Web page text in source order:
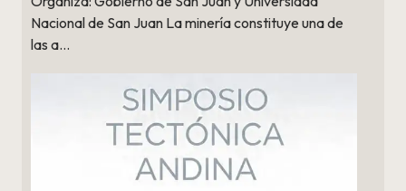
Nacional de San Juan La minería constituye una de
las a…